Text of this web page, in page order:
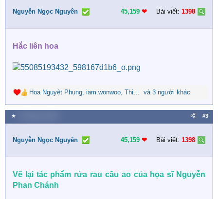
i
n
:
Nguyễn Ngọc Nguyên 45,159 ❤︎ Bài viết: 1398
Hắc liên hoa
R
e
a
c
i
n
:
Hoa Nguyệt Phụng, iam.wonwoo, Thiên Túc và 3 người khác
★ #3
Nguyễn Ngọc Nguyên 45,159 ❤︎ Bài viết: 1398
Vẽ lại tác phẩm rửa rau cầu ao của họa sĩ Nguyễn
Phan Chánh